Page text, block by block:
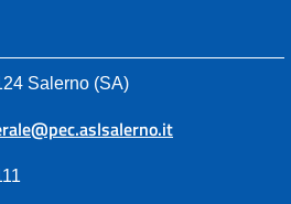
Salerno (SA)